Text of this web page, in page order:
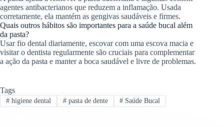
agentes antibacterianos que reduzem a inflamação. Usada
corretamente, ela mantém as gengivas saudáveis e firmes.
Quais outros hábitos são importantes para a saúde bucal além
da pasta?
Usar fio dental diariamente, escovar com uma escova macia e
visitar o dentista regularmente são cruciais para complementar
a ação da pasta e manter a boca saudável e livre de problemas.
Tags
#higiene dental #pasta de dente # Saúde Bucal